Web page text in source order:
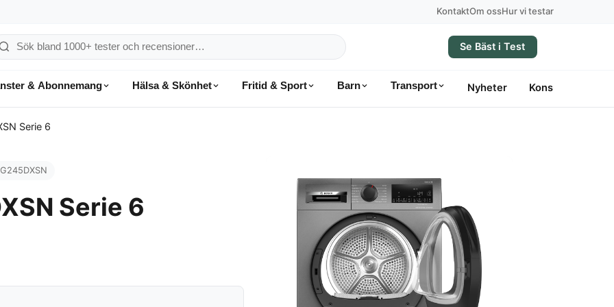
KontaktOm ossHur vi testar
Se Bäst i Test
& Abonnemang Hälsa & Skönhet Fritid & Sport Barn Transport Nyheter
Serie 6
Serie 6